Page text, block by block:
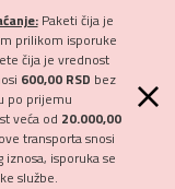
Paketi čija je
prilikom isporuke
čija je vrednost
600,00 RSD bez
po prijemu
veća od 20.000,00
transporta snosi
isporuka se
službe.